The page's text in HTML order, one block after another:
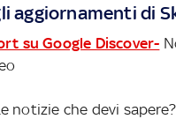
aggiornamenti di
su Google Discover-
notizie che devi